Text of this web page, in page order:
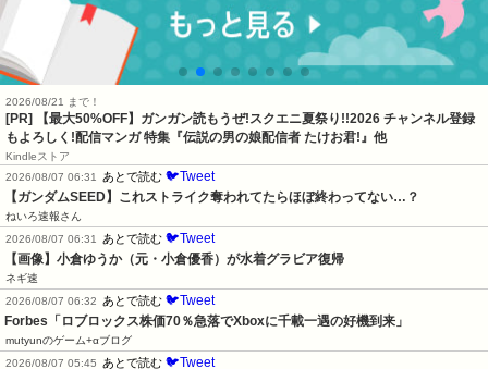
2026/08/21 まで！
[PR] 【最大50%OFF】ガンガン読もうぜ!スクエニ夏祭り!!2026 チャンネル登録
もよろしく!配信マンガ 特集『伝説の男の娘配信者 たけお君!』他
Kindleストア
2026/08/07 06:31
あとで読む 🐦Tweet
【ガンダムSEED】これストライク奪われてたらほぼ終わってない…？
ねいろ速報さん
2026/08/07 06:31
あとで読む 🐦Tweet
【画像】小倉ゆうか（元・小倉優香）が水着グラビア復帰
ネギ速
2026/08/07 06:32
あとで読む 🐦Tweet
Forbes「ロブロックス株価70％急落でXboxに千載一遇の好機到来」
mutyunのゲーム+αブログ
2026/08/07 05:45
あとで読む 🐦Tweet